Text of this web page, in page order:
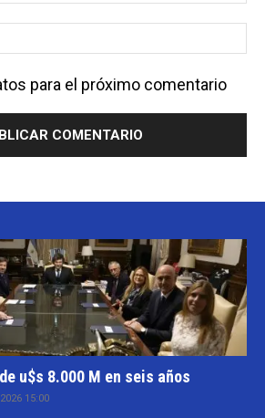
para el próximo comentario
u$s 8.000 M en seis años
15:00